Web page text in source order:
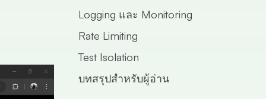
Logging และ Monitoring
Rate Limiting
Test Isolation
บทสรุปสำหรับผู้อ่าน